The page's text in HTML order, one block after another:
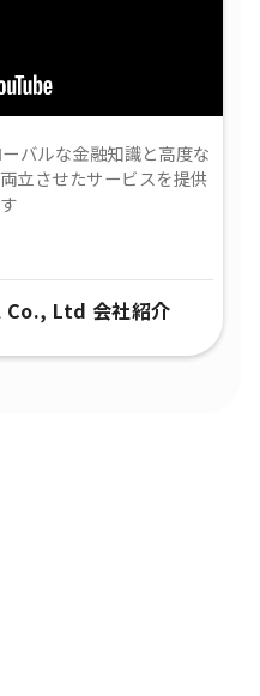
バルな金融知識と高度な
立させたサービスを提供
Ltd 会社紹介